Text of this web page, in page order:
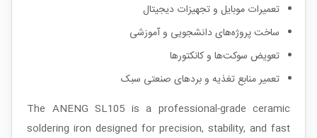
تعمیرات موبایل و تجهیزات دیجیتال
ساخت پروژه‌های دانشجویی و آموزشی
تعویض سوکت‌ها و کانکتورها
تعمیر منابع تغذیه و بردهای صنعتی سبک
The ANENG SL105 is a professional-grade ceramic
soldering iron designed for precision, stability, and fast